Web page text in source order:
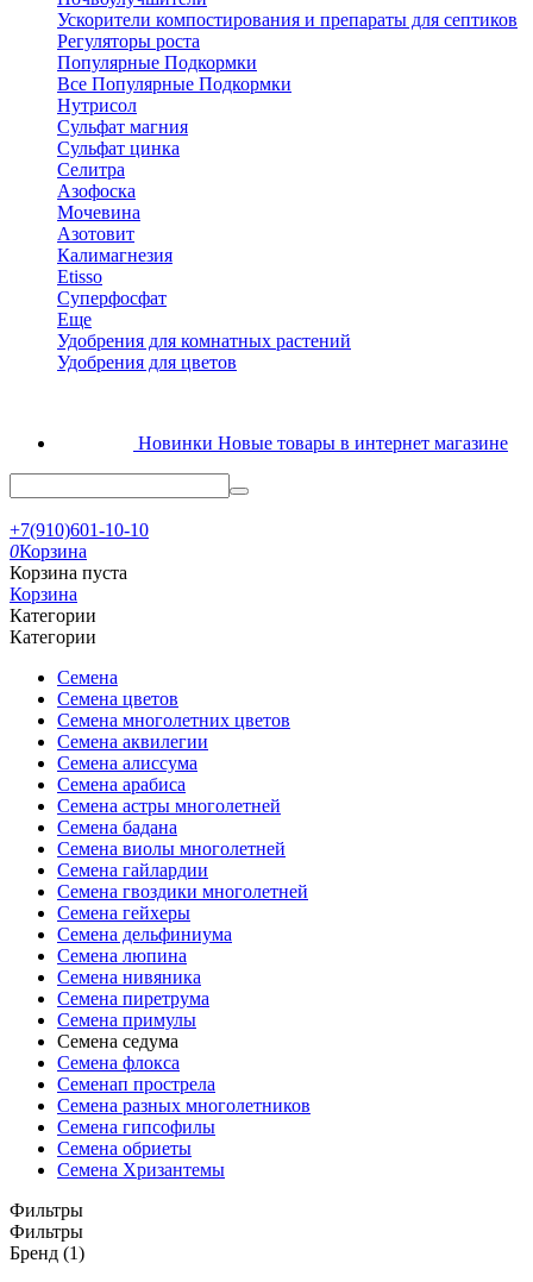
Ускорители компостирования и препараты для септиков
Регуляторы роста
Популярные Подкормки
Все Популярные Подкормки
Нутрисол
Сульфат магния
Сульфат цинка
Селитра
Азофоска
Мочевина
Азотовит
Калимагнезия
Etisso
Суперфосфат
Еще
Удобрения для комнатных растений
Удобрения для цветов
Новинки Новые товары в интернет магазине
+7(910)601-10-10
0Корзина
Корзина пуста
Корзина
Категории
Категории
Семена
Семена цветов
Семена многолетних цветов
Семена аквилегии
Семена алиссума
Семена арабиса
Семена астры многолетней
Семена бадана
Семена виолы многолетней
Семена гайлардии
Семена гвоздики многолетней
Семена гейхеры
Семена дельфиниума
Семена люпина
Семена нивяника
Семена пиретрума
Семена примулы
Семена седума
Семена флокса
Семенап прострела
Семена разных многолетников
Семена гипсофилы
Семена обриеты
Семена Хризантемы
Фильтры
Фильтры
Бренд (1)